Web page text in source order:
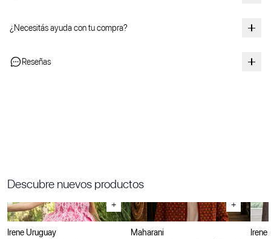
¿Necesitás ayuda con tu compra?
Reseñas
Descubre nuevos productos
+
Irene Uruguay
+
Maharani
Irene